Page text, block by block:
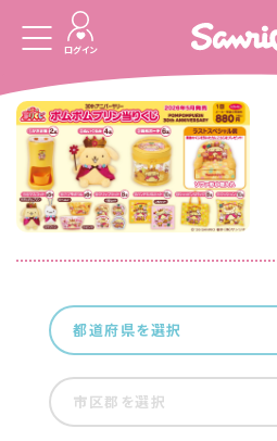
ログイン
都道府県を選択
市区郡を選択